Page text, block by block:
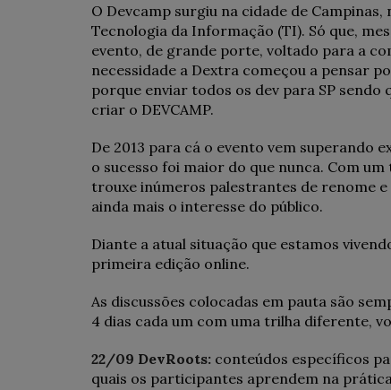
O Devcamp surgiu na cidade de
Tecnologia da Informação (TI). Só que,
evento, de grande porte, voltado para a
necessidade a Dextra começou a pensar
porque enviar todos os dev para SP
criar o DEVCAMP.
De 2013 para cá o evento vem superando
o sucesso foi maior do que nunca. Com
trouxe inúmeros palestrantes de renome
ainda mais o interesse do público.
Diante a atual situação que estamos
primeira edição online.
As discussões colocadas em pauta são
4 dias cada um com uma trilha diferente,
22/09 DevRoots: conteúdos específicos
quais os participantes aprendem na